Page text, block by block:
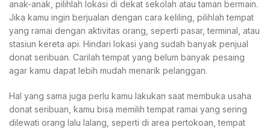
anak-anak, pilihlah lokasi di dekat sekolah atau taman bermain.
Jika kamu ingin berjualan dengan cara keliling, pilihlah tempat
yang ramai dengan aktivitas orang, seperti pasar, terminal, atau
stasiun kereta api. Hindari lokasi yang sudah banyak penjual
donat seribuan. Carilah tempat yang belum banyak pesaing
agar kamu dapat lebih mudah menarik pelanggan.
Hal yang sama juga perlu kamu lakukan saat membuka usaha
donat seribuan, kamu bisa memilih tempat ramai yang sering
dilewati orang lalu lalang, seperti di area pertokoan, tempat